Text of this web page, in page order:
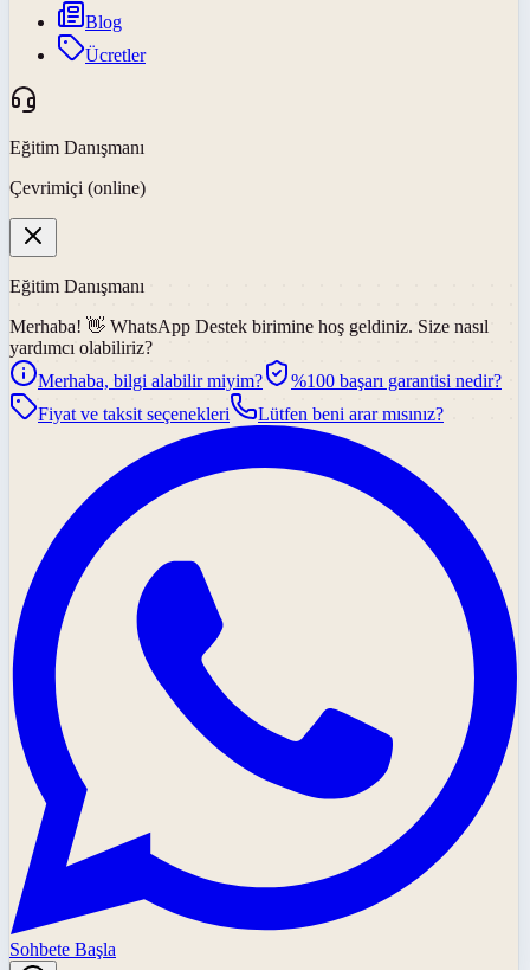
Blog
Ücretler
Eğitim Danışmanı
Çevrimiçi (online)
Eğitim Danışmanı
Merhaba! 👋 WhatsApp Destek birimine hoş geldiniz. Size nasıl
yardımcı olabiliriz?
Merhaba, bilgi alabilir miyim?
%100 başarı garantisi nedir?
Fiyat ve taksit seçenekleri
Lütfen beni arar mısınız?
Sohbete Başla